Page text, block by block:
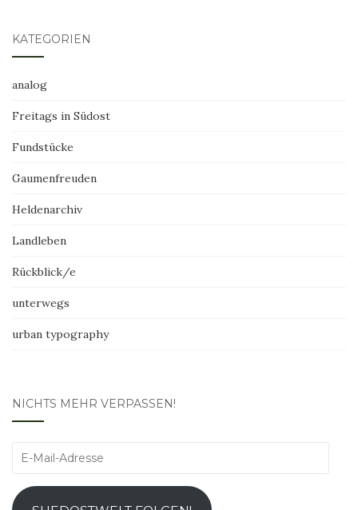
KATEGORIEN
analog
Freitags in Südost
Fundstücke
Gaumenfreuden
Heldenarchiv
Landleben
Rückblick/e
unterwegs
urban typography
NICHTS MEHR VERPASSEN!
E-
Adresse